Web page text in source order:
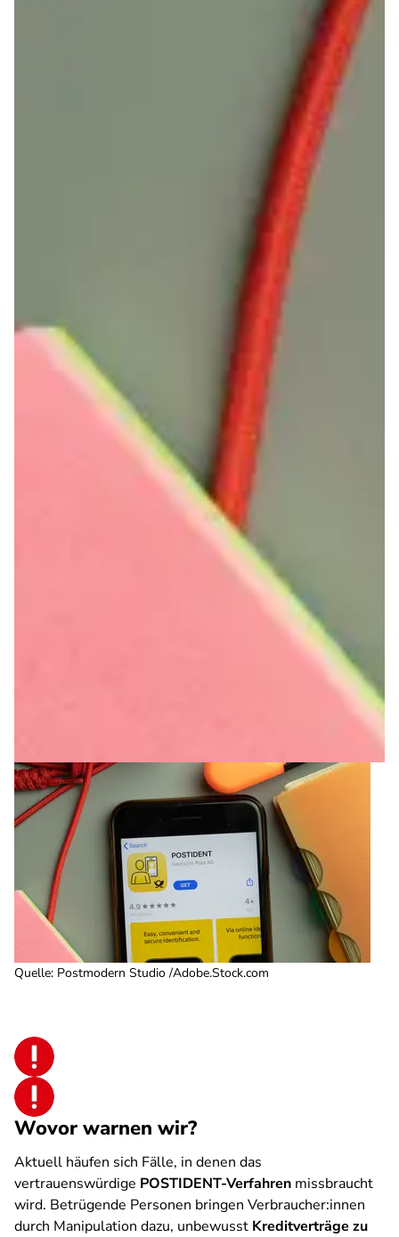
Quelle: Postmodern Studio /Adobe.Stock.com
Wovor warnen wir?
Aktuell häufen sich Fälle, in denen das
vertrauenswürdige POSTIDENT-Verfahren missbraucht
wird. Betrügende Personen bringen Verbraucher:innen
durch Manipulation dazu, unbewusst Kreditverträge zu